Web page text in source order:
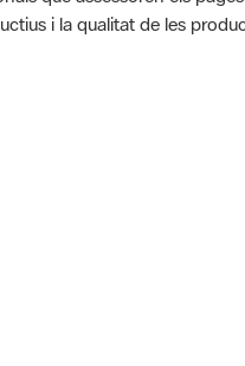
i la qualitat de les
de 5.